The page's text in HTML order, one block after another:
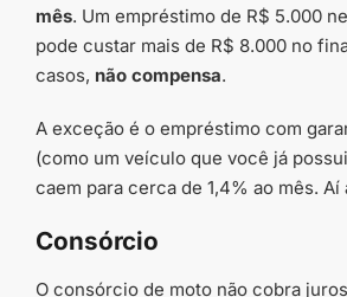
mês. Um empréstimo de R$ 5.000
pode custar mais de R$ 8.000 no
casos, não compensa.
A exceção é o empréstimo com
(como um veículo que você já
caem para cerca de 1,4% ao mês. Aí
Consórcio
O consórcio de moto não cobra